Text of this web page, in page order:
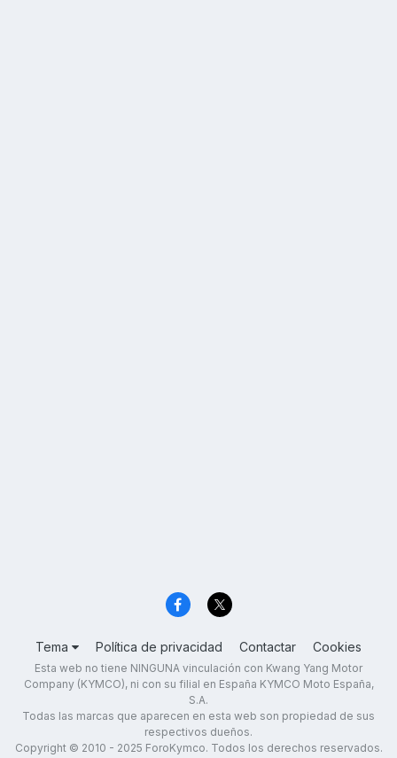
Tema Política de privacidad Contactar Cookies
Esta web no tiene NINGUNA vinculación con Kwang Yang Motor
Company (KYMCO), ni con su filial en España KYMCO Moto España,
S.A.
Todas las marcas que aparecen en esta web son propiedad de sus
respectivos dueños.
Copyright © 2010 - 2025 ForoKymco. Todos los derechos reservados.